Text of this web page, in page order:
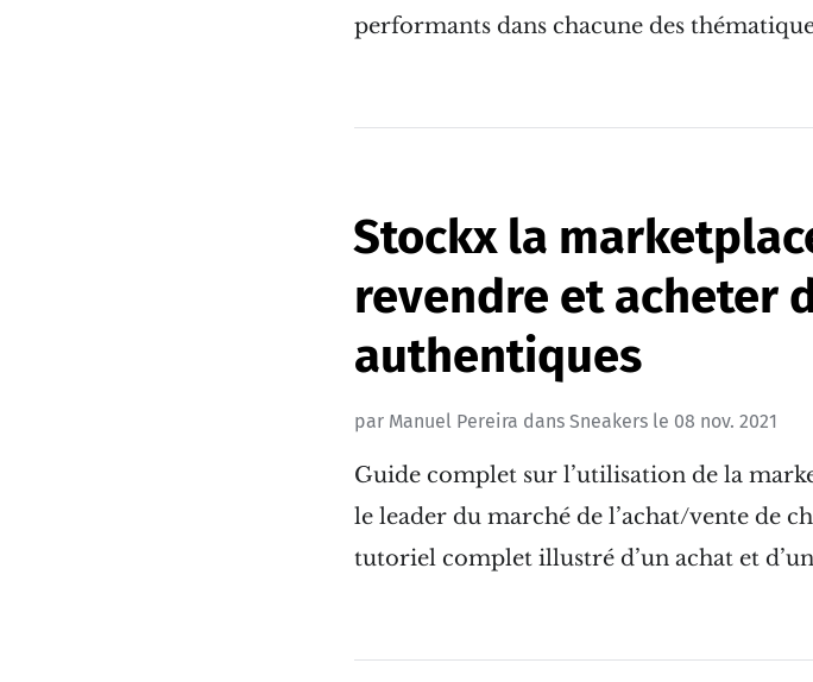
performants dans chacune des
Stockx la
revendre et acheter
authentiques
par Manuel Pereira dansSneakers le 08 nov. 2021
Guide complet sur l’utilisation de la
le leader du marché de l’achat/vente de
tutoriel complet illustré d’un achat et